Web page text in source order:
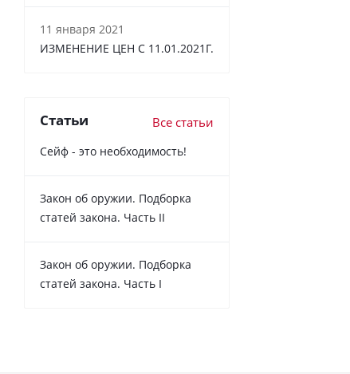
11 января 2021
ИЗМЕНЕНИЕ ЦЕН С 11.01.2021Г.
Статьи Все статьи
Сейф - это необходимость!
Закон об оружии. Подборка
статей закона. Часть II
Закон об оружии. Подборка
статей закона. Часть I